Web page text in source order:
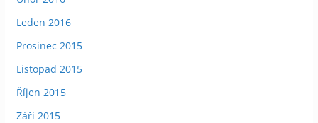
Leden 2016
Prosinec 2015
Listopad 2015
Říjen 2015
Září 2015